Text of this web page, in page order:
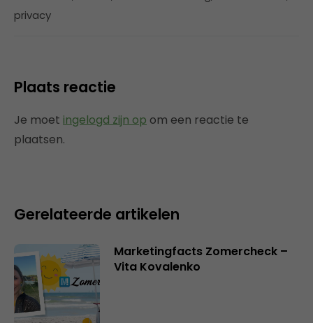
privacy
Plaats reactie
Je moet ingelogd zijn op om een reactie te
plaatsen.
Gerelateerde artikelen
Marketingfacts Zomercheck –
Vita Kovalenko